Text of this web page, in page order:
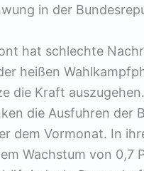
in der
hat schlechte
heißen
die Kraft
die Ausfuhren der
dem Vormonat. In
Wachstum von 0,7